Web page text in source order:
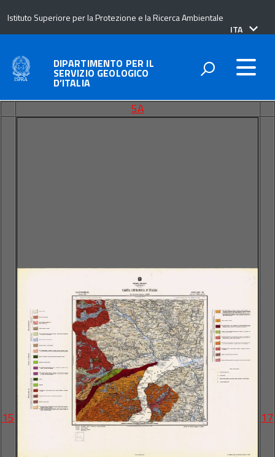
Istituto Superiore per la Protezione e la Ricerca Ambientale
lingua
ITA
DIPARTIMENTO PER IL
SERVIZIO GEOLOGICO
D’ITALIA
5A
15 17